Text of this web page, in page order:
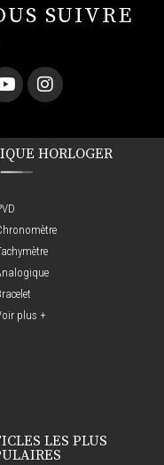
SUIVRE
HORLOGER
plus +
LES PLUS